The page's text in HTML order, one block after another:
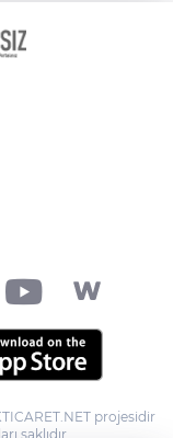
projesidir
saklıdır.